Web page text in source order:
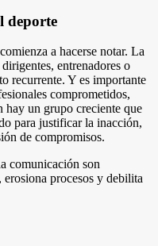
deporte
a hacerse notar. La
entrenadores o
recurrente. Y es importante
comprometidos,
hay un grupo creciente que
para justificar la inacción,
de compromisos.
comunicación son
erosiona procesos y debilita